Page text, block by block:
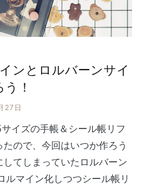
ンとロルバーンサイ
！
27日
イズの手帳＆シール帳リフ
ので、今回はいつか作ろう
てしまっていたロルバーン
ルマイン化しつつシール帳リ